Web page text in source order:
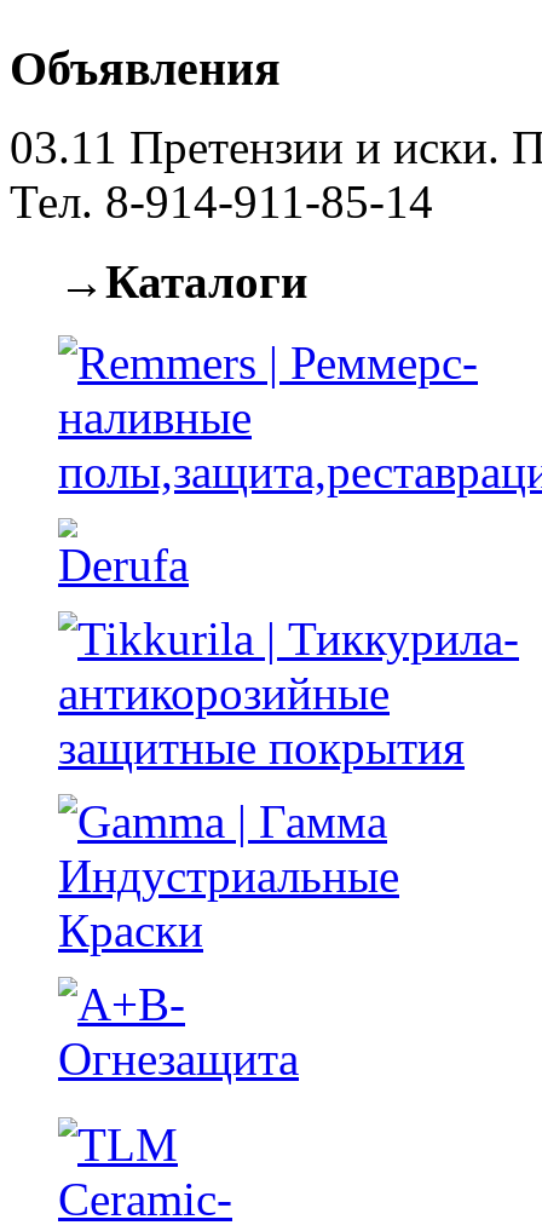
Объявления
03.11 Претензии и иски.
Тел. 8-914-911-85-14
→Каталоги